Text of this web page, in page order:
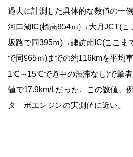
過去に計測した具体的な数値の一
河口湖IC(標高854ｍ)→大月JCT(こ
坂路で同395ｍ)→諏訪南IC(ここま
で同965ｍ)までの約116kmを平均
1℃～15℃で道中の渋滞なし)で筆者
値で17.9km/Lだった。この数値、
ターボエンジンの実測値に近い。